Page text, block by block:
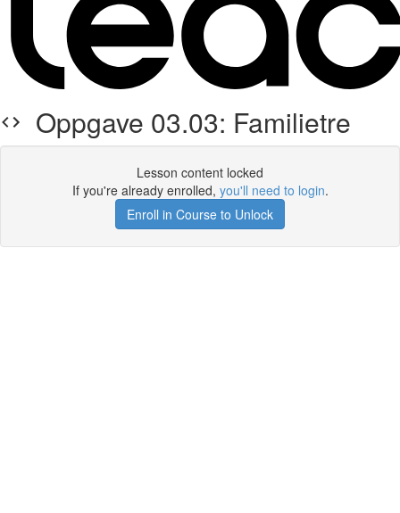
Oppgave 03.03: Familietre
Lesson content locked
If you're already enrolled, you'll need to login.
Enroll in Course to Unlock